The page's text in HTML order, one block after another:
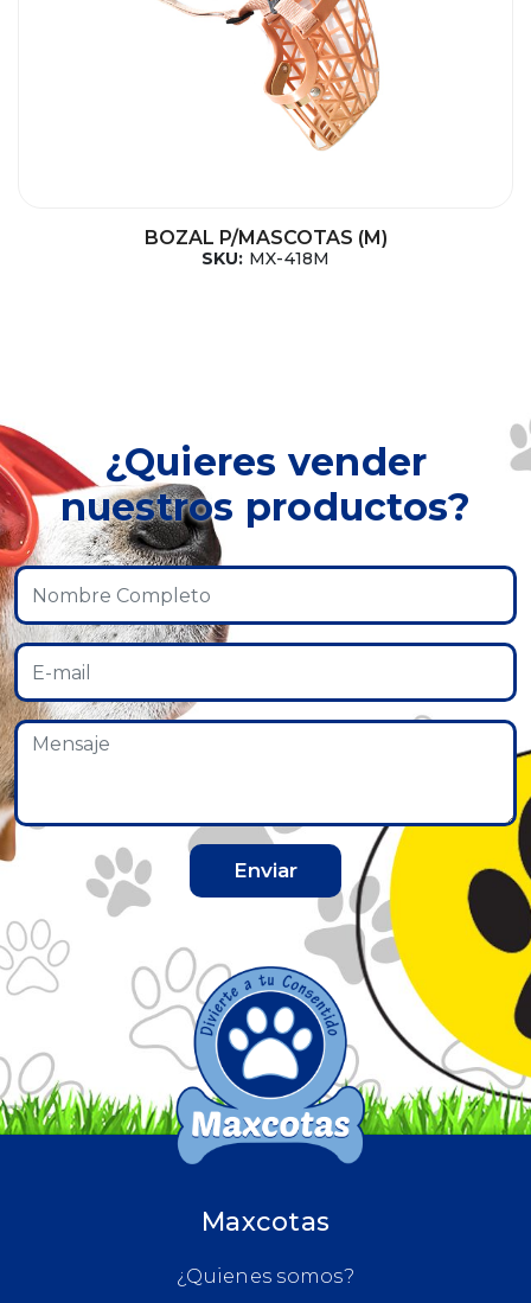
BOZAL P/MASCOTAS (M)
SKU: MX-418M
¿Quieres vender
nuestros productos?
Enviar
Maxcotas
¿Quienes somos?